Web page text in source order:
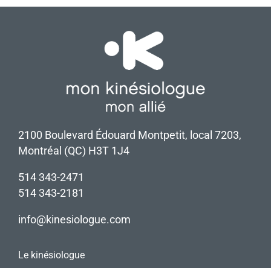
2100 Boulevard Édouard Montpetit, local 7203,
Montréal (QC) H3T 1J4
514 343-2471
514 343-2181
info@kinesiologue.com
Le kinésiologue